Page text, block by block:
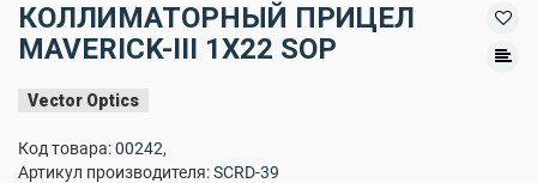
КОЛЛИМАТОРНЫЙ ПРИЦЕЛ
MAVERICK-III 1X22 SOP
Vector Optics
Код товара:00242,
Артикул производителя:SCRD-39